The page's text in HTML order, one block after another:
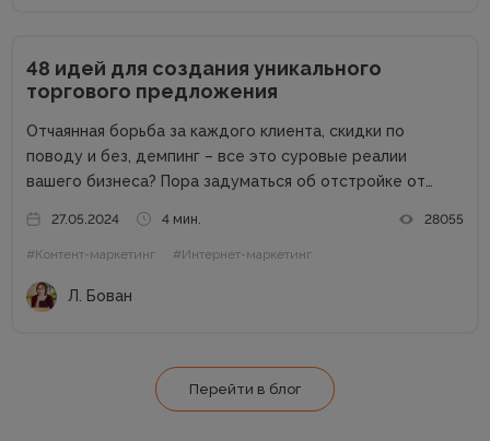
48 идей для создания уникального
торгового предложения
Отчаянная борьба за каждого клиента, скидки по
поводу и без, демпинг – все это суровые реалии
вашего бизнеса? Пора задуматься об отстройке от
как выделиться среди аналогичных компаний, привлечь
внимание к продуктам...
27.05.2024 4 мин. 28055
#Контент-маркетинг #Интернет-маркетинг
Л. Бован
Перейти в блог